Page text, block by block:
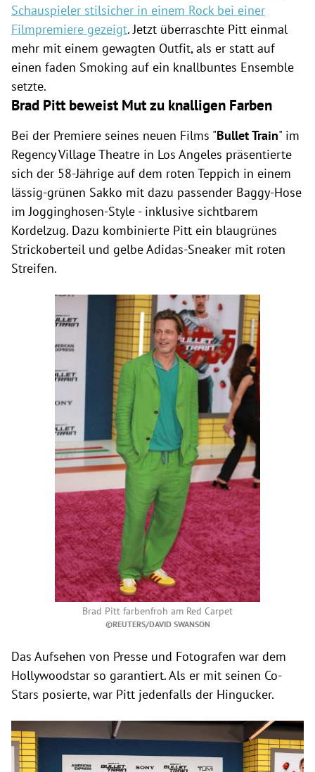
Schauspieler stilsicher in einem Rock bei einer
Filmpremiere gezeigt. Jetzt überraschte Pitt einmal
mehr mit einem gewagten Outfit, als er statt auf
einen faden Smoking auf ein knallbuntes Ensemble
setzte.
Brad Pitt beweist Mut zu knalligen Farben
Bei der Premiere seines neuen Films "Bullet Train" im
Regency Village Theatre in Los Angeles präsentierte
sich der 58-Jährige auf dem roten Teppich in einem
lässig-grünen Sakko mit dazu passender Baggy-Hose
im Jogginghosen-Style - inklusive sichtbarem
Kordelzug. Dazu kombinierte Pitt ein blaugrünes
Strickoberteil und gelbe Adidas-Sneaker mit roten
Streifen.
Brad Pitt farbenfroh am Red Carpet
©REUTERS/DAVID SWANSON
Das Aufsehen von Presse und Fotografen war dem
Hollywoodstar so garantiert. Als er mit seinen Co-
Stars posierte, war Pitt jedenfalls der Hingucker.